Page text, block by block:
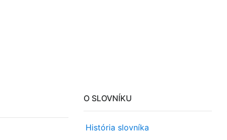
O SLOVNÍKU
História slovníka